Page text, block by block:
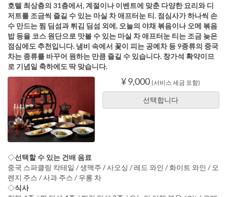
호텔 최상층의 31층에서, 계절이나 이벤트에 맞춘 다양한 요리와 디
저트를 조금씩 즐길 수 있는 마실 차 애프터눈 티. 점심사가 하나씩 손
수 만드는 찜 딤섬과 튀김 딤섬 외에, 오늘의 야채 볶음이나 오메 볶음
밥 등을 코스 원단으로 맛볼 수 있는 마실 차 애프터눈 티는 조금 늦은
점심에도 추천입니다. 냄비 속에서 꽃이 피는 공예차 등 9종류의 중국
차는 종류를 바꾸어 원하는 만큼 즐길 수 있습니다. 창가석 확약이므
로 기념일 축하에도 딱 맞습니다.
¥ 9,000 (서비스 세금 포함)
선택합니다
◇선택할 수 있는 건배 음료
중국 스파클링 칵테일 / 생맥주 / 사오싱 / 레드 와인 / 화이트 와인 / 오
렌지 주스 / 사과 주스 / 우롱 차
◇식사